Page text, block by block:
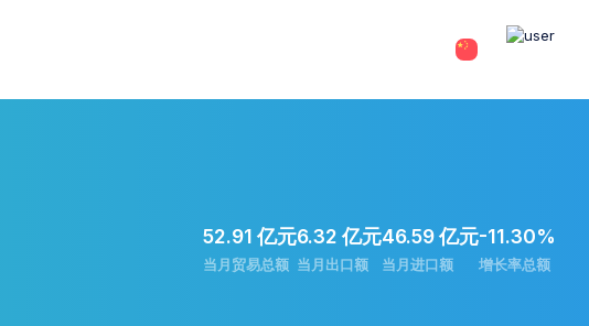
52.91 亿元
当月贸易总额
6.32 亿元
当月出口额
46.59 亿元
当月进口额
-11.30%
增长率总额